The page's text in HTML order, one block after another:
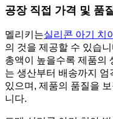
공장 직접 가격 및 품
멜리키는실리콘 아기 치
의 것을 제공할 수 있습
총액이 높을수록 제품의
는 생산부터 배송까지
있으며, 제품의 품질을
니다.